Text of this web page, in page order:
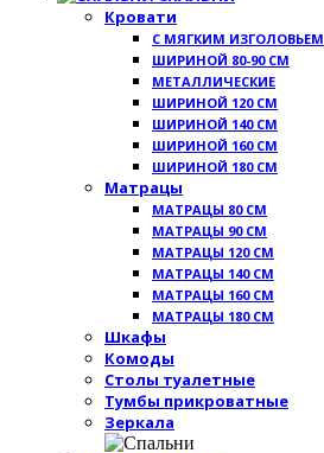
Кровати
С МЯГКИМ ИЗГОЛОВЬЕМ
ШИРИНОЙ 80-90 СМ
МЕТАЛЛИЧЕСКИЕ
ШИРИНОЙ 120 СМ
ШИРИНОЙ 140 СМ
ШИРИНОЙ 160 СМ
ШИРИНОЙ 180 СМ
Матрацы
МАТРАЦЫ 80 СМ
МАТРАЦЫ 90 СМ
МАТРАЦЫ 120 СМ
МАТРАЦЫ 140 СМ
МАТРАЦЫ 160 СМ
МАТРАЦЫ 180 СМ
Шкафы
Комоды
Столы туалетные
Тумбы прикроватные
Зеркала